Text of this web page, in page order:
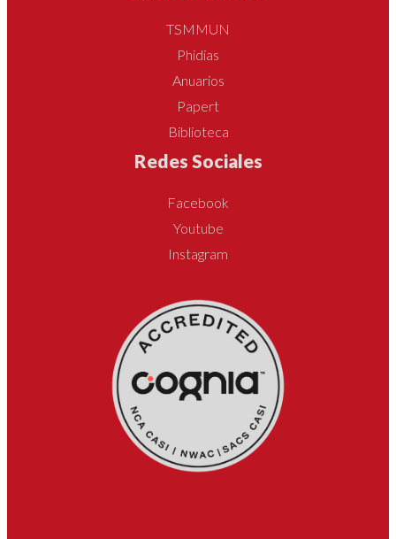
TSMMUN
Phidias
Anuarios
Papert
Biblioteca
Redes Sociales
Facebook
Youtube
Instagram